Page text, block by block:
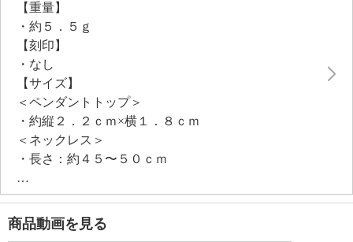
【重量】
・約５．５ｇ
【刻印】
・なし
【サイズ】
＜ペンダントトップ＞
・約縦２．２ｃｍ×横１．８ｃｍ
＜ネックレス＞
・長さ：約４５〜５０ｃｍ
【使用素材】
・ステンレス
【その他】
・個体差あり
商品動画を見る